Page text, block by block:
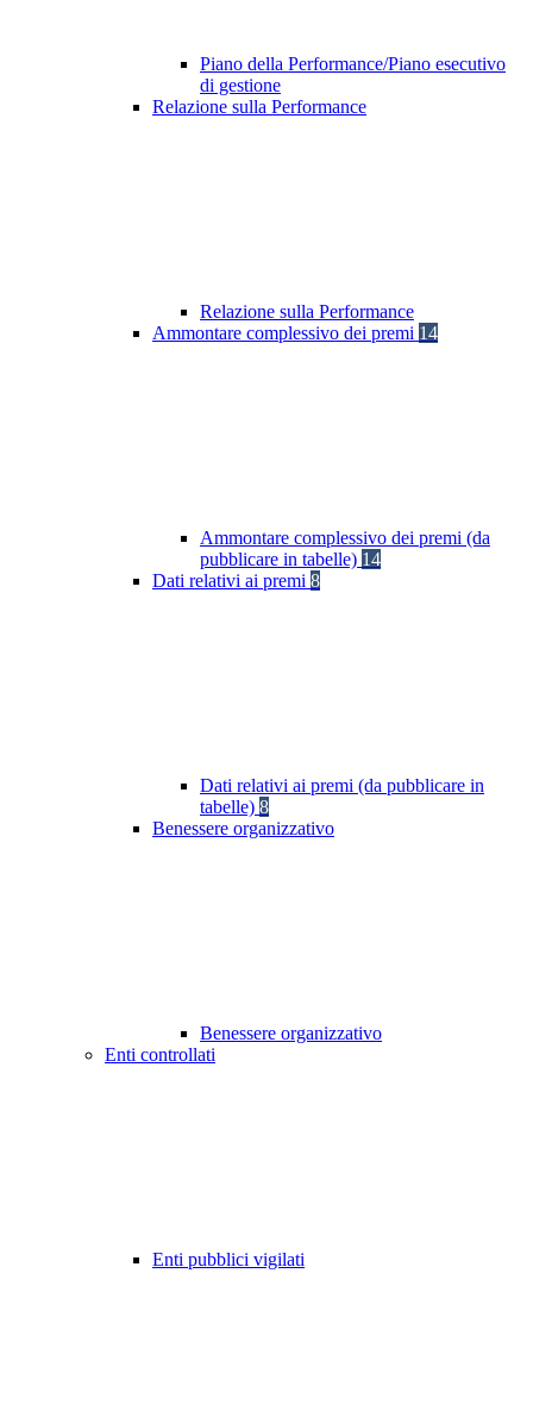
Piano della Performance/Piano esecutivo
di gestione
Relazione sulla Performance
Relazione sulla Performance
Ammontare complessivo dei premi 14
Ammontare complessivo dei premi (da
pubblicare in tabelle) 14
Dati relativi ai premi 8
Dati relativi ai premi (da pubblicare in
tabelle) 8
Benessere organizzativo
Benessere organizzativo
Enti controllati
Enti pubblici vigilati